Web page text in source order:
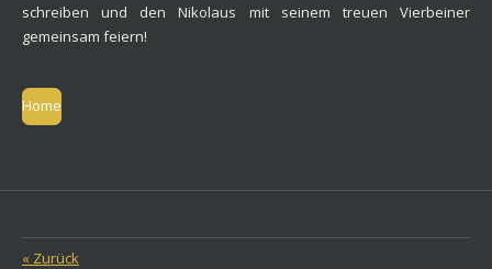
schreiben und den Nikolaus mit seinem treuen Vierbeiner
gemeinsam feiern!
Home
« Zurück